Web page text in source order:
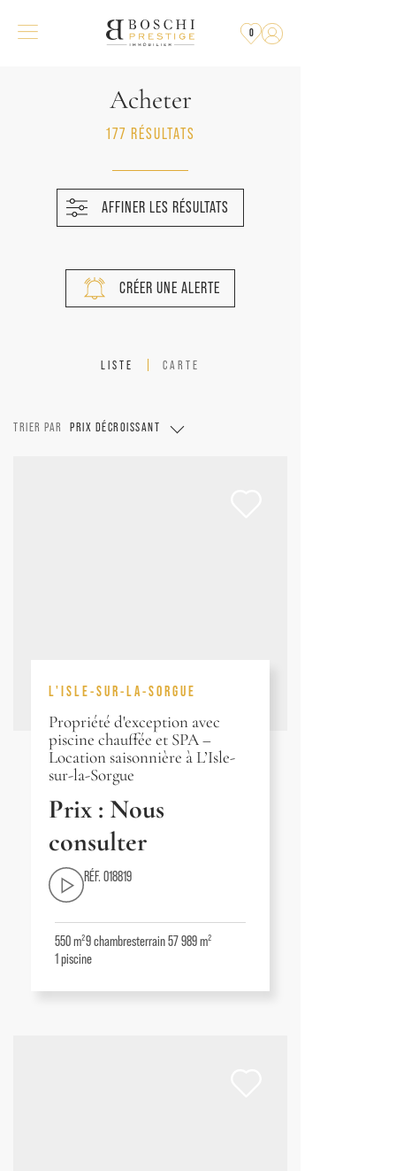
0
Acheter
177 RÉSULTATS
AFFINER LES RÉSULTATS
CRÉER UNE ALERTE
LISTE CARTE
TRIER PAR PRIX DÉCROISSANT
L'ISLE-SUR-LA-SORGUE
Propriété d'exception avec
piscine chauffée et SPA –
Location saisonnière à L’Isle-
sur-la-Sorgue
Prix : Nous
consulter
RÉF. 018819
550 m²9chambresterrain 57 989 m²
1piscine